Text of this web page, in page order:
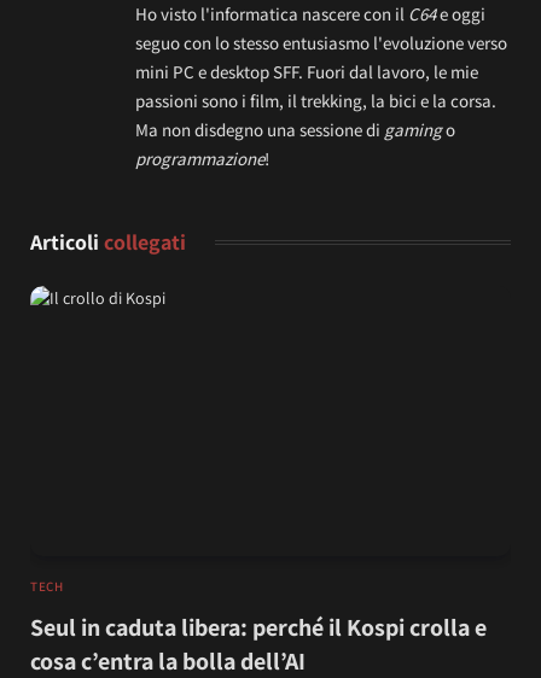
Ho visto l'informatica nascere con il C64e oggi
seguo con lo stesso entusiasmo l'evoluzione verso
mini PC e desktop SFF. Fuori dal lavoro, le mie
passioni sono i film, il trekking, la bici e la corsa.
Ma non disdegno una sessione di gamingo
programmazione!
Articoli collegati
TECH
Seul in caduta libera: perché il Kospi crolla e
cosa c’entra la bolla dell’AI